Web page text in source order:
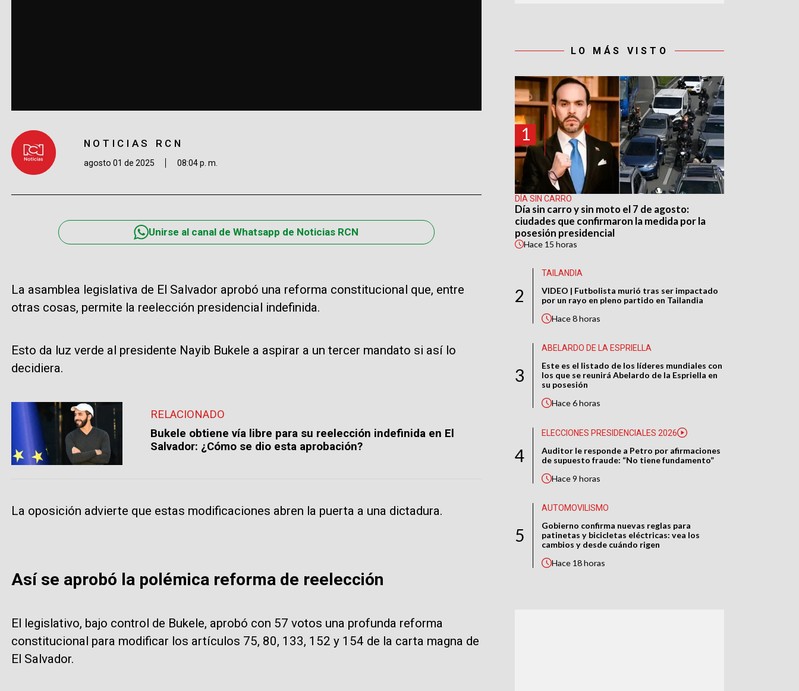
NOTICIAS RCN
agosto 01 de 2025 08:04 p. m.
Unirse al canal de Whatsapp de Noticias RCN
La asamblea legislativa de El Salvador aprobó una reforma constitucional que, entre
otras cosas, permite la reelección presidencial indefinida.
Esto da luz verde al presidente Nayib Bukele a aspirar a un tercer mandato si así lo
decidiera.
RELACIONADO
Bukele obtiene vía libre para su reelección indefinida en El
Salvador: ¿Cómo se dio esta aprobación?
La oposición advierte que estas modificaciones abren la puerta a una dictadura.
Así se aprobó la polémica reforma de reelección
El legislativo, bajo control de Bukele, aprobó con 57 votos una profunda reforma
constitucional para modificar los artículos 75, 80, 133, 152 y 154 de la carta magna de
El Salvador.
LO MÁS VISTO
1
DÍA SIN CARRO
Día sin carro y sin moto el 7 de agosto:
ciudades que confirmaron la medida por la
posesión presidencial
Hace 15 horas
2
TAILANDIA
VIDEO | Futbolista murió tras ser impactado
por un rayo en pleno partido en Tailandia
Hace8 horas
3
ABELARDO DE LA ESPRIELLA
Este es el listado de los líderes mundiales con
los que se reunirá Abelardo de la Espriella en
su posesión
Hace6 horas
4
ELECCIONES PRESIDENCIALES 2026
Auditor le responde a Petro por afirmaciones
de supuesto fraude: “No tiene fundamento”
Hace9 horas
5
AUTOMOVILISMO
Gobierno confirma nuevas reglas para
patinetas y bicicletas eléctricas: vea los
cambios y desde cuándo rigen
Hace 18 horas